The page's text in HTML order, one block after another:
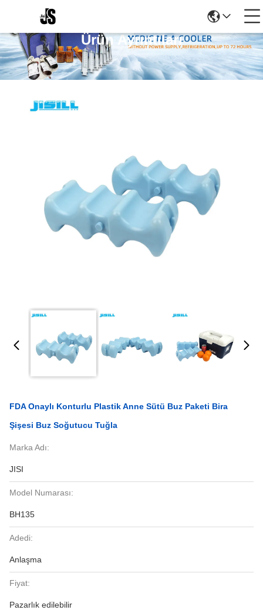
Ürün Ayrıntıları
FDA Onaylı Konturlu Plastik Anne Sütü Buz Paketi Bira
Şişesi Buz Soğutucu Tuğla
Marka Adı:
JISI
Model Numarası:
BH135
Adedi:
Anlaşma
Fiyat:
Pazarlık edilebilir